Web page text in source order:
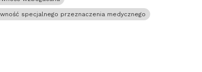
specjalnego przeznaczenia medycznego